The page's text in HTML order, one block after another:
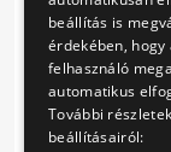
határidő
beállítás is
érdekében, hogy
felhasználó
automatikus
További
beállításairól: